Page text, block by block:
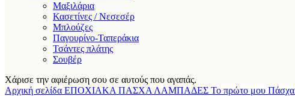
Μαξιλάρια
Κασετίνες / Νεσεσέρ
Μπλούζες
Παγουρίνο-Ταπεράκια
Τσάντες πλάτης
Σουβέρ
Χάρισε την αφιέρωση σου σε αυτούς που αγαπάς.
Αρχική σελίδα ΕΠΟΧΙΑΚΑ ΠΑΣΧΑ ΛΑΜΠΑΔΕΣ Το πρώτο μου Πάσχα